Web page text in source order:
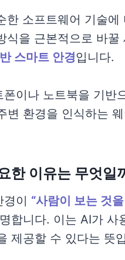
한 소프트웨어 기술
식을 근본적으로 바
스마트 안경입니다.
이나 노트북을 기반
변 환경을 인식하는
한 이유는 무엇일
이 “사람이 보는 것
합니다. 이는 AI가
제공할 수 있다는 뜻